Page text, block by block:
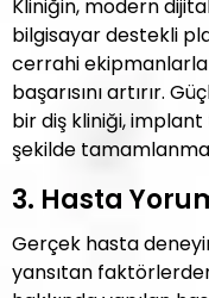
Kliniğin, modern
bilgisayar destekli
cerrahi ekipmanlarla
başarısını artırır.
bir diş kliniği,
şekilde
3. Hasta
Gerçek hasta
yansıtan